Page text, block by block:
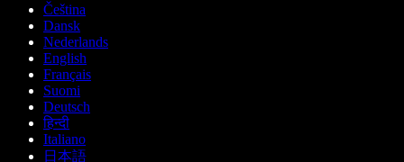
Čeština
Dansk
Nederlands
English
Français
Suomi
Deutsch
हिन्दी
Italiano
日本語